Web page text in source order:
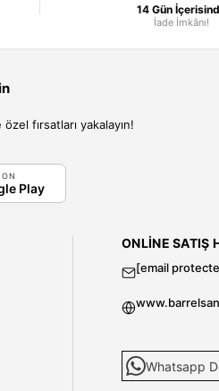
14 Gün
İade İmkânı!
fırsatları yakalayın!
ON
Play
ONLINE SATIŞ
[email
Whatsapp